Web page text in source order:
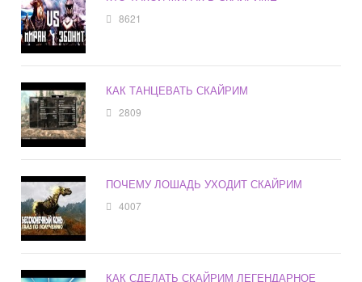
8621
КАК ТАНЦЕВАТЬ СКАЙРИМ
2809
ПОЧЕМУ ЛОШАДЬ УХОДИТ СКАЙРИМ
4007
КАК СДЕЛАТЬ СКАЙРИМ ЛЕГЕНДАРНОЕ